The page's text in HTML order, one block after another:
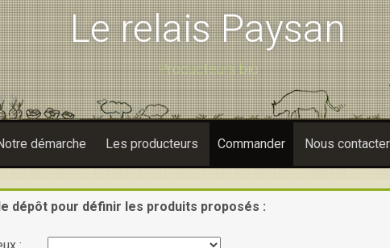
Le relais Paysan
Producteurs bio
démarche Les producteurs Commander Nous contacter
dépôt pour définir les produits proposés :